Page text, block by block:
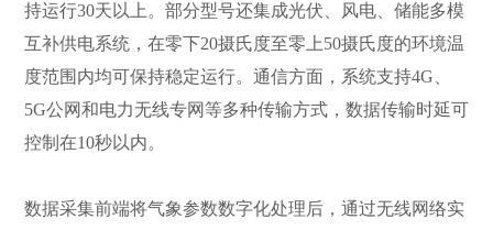
持运行30天以上。部分型号还集成光伏、风电、储能多模
互补供电系统，在零下20摄氏度至零上50摄氏度的环境温
度范围内均可保持稳定运行。通信方面，系统支持4G、
5G公网和电力无线专网等多种传输方式，数据传输时延可
控制在10秒以内。
数据采集前端将气象参数数字化处理后，通过无线网络实